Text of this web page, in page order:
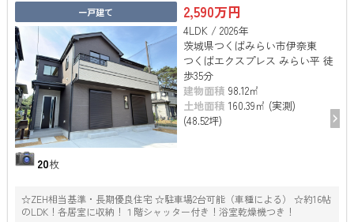
一戸建て
20枚
2,590万円
4LDK / 2026年
茨城県つくばみらい市伊奈東
つくばエクスプレス みらい平 徒
歩35分
建物面積 98.12㎡
土地面積 160.39㎡ (実測)
(48.52坪)
☆ZEH相当基準・長期優良住宅 ☆駐車場2台可能（車種による） ☆約16帖
のLDK！各居室に収納！１階シャッター付き！浴室乾燥機つき！